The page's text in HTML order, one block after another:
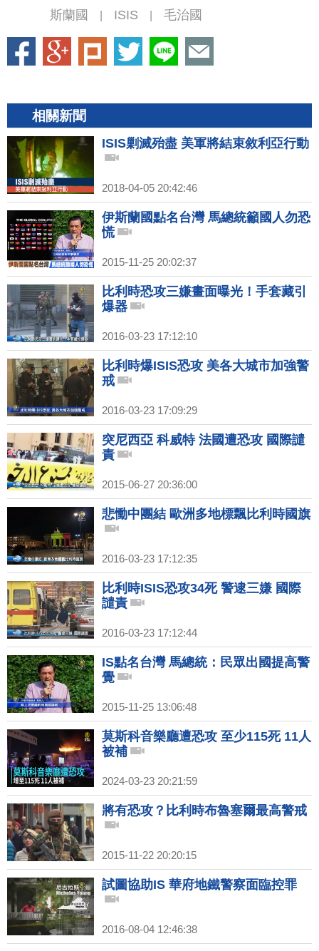
斯蘭國
ISIS 毛治國
相關新聞
ISIS剿滅殆盡 美軍將結束敘利亞行動
2018-04-05 20:42:46
伊斯蘭國點名台灣 馬總統籲國人勿恐
慌
2015-11-25 20:02:37
比利時恐攻三嫌畫面曝光！手套藏引
爆器
2016-03-23 17:12:10
比利時爆ISIS恐攻 美各大城市加強警
戒
2016-03-23 17:09:29
突尼西亞 科威特 法國遭恐攻 國際譴
責
2015-06-27 20:36:00
悲慟中團結 歐洲多地標飄比利時國旗
2016-03-23 17:12:35
比利時ISIS恐攻34死 警逮三嫌 國際
譴責
2016-03-23 17:12:44
IS點名台灣 馬總統：民眾出國提高警
覺
2015-11-25 13:06:48
莫斯科音樂廳遭恐攻 至少115死 11人
被補
2024-03-23 20:21:59
將有恐攻？比利時布魯塞爾最高警戒
2015-11-22 20:20:15
試圖協助IS 華府地鐵警察面臨控罪
2016-08-04 12:46:38